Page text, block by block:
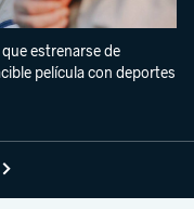
estrenarse de
película con deportes